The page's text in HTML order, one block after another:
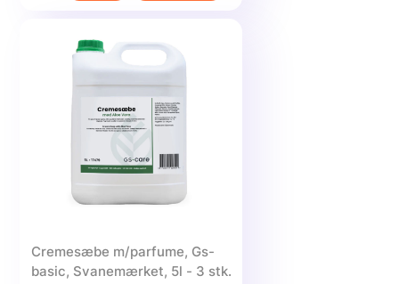
Cremesæbe m/parfume, Gs-
basic, Svanemærket, 5l - 3 stk.